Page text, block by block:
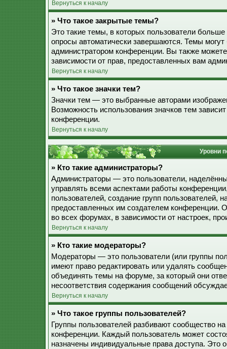
Вернуться к началу
» Что такое закрытые темы?
Это такие темы, в которых пользователи
опросы автоматически завершаются. Темы
администратором конференции. Вы также
зависимости от прав, предоставленных вам
Вернуться к началу
» Что такое значки тем?
Значки тем — это выбранные авторами
Возможность использования значков тем
конференции.
Вернуться к началу
Уровни
» Кто такие администраторы?
Администраторы — это пользователи,
управлять всеми аспектами работы
пользователей, создание групп пользователей,
предоставленных им создателем конференции.
во всех форумах, в зависимости от настроек,
Вернуться к началу
» Кто такие модераторы?
Модераторы — это пользователи (или группы
имеют право редактировать или удалять
объединять темы на форуме, за который они
несоответствия содержания сообщений
Вернуться к началу
» Что такое группы пользователей?
Группы пользователей разбивают сообщество
конференции. Каждый пользователь может
назначены индивидуальные права доступа. Это